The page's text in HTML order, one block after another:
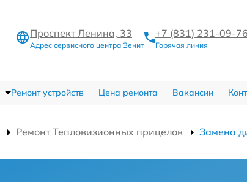
Проспект Ленина, 33
Адрес сервисного центра Зенит
+7 (831) 231-09-76
Горячая линия
Ремонт устройств Цена ремонта Вакансии
Ремонт Тепловизионных прицелов Замена